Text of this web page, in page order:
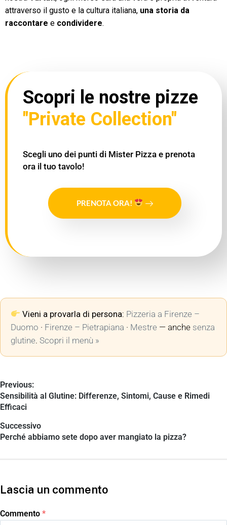
attraverso il gusto e la cultura italiana, una storia da
raccontare e condividere.
Scopri le nostre pizze
"Private Collection"
Scegli uno dei punti di Mister Pizza e prenota
ora il tuo tavolo!
PRENOTA ORA!
Vieni a provarla di persona: Pizzeria a Firenze –
Duomo · Firenze – Pietrapiana · Mestre — anche senza
glutine. Scopri il menù »
Previous:
Sensibilità al Glutine: Differenze, Sintomi, Cause e Rimedi
Efficaci
Successivo
Perché abbiamo sete dopo aver mangiato la pizza?
Lascia un commento
Commento *